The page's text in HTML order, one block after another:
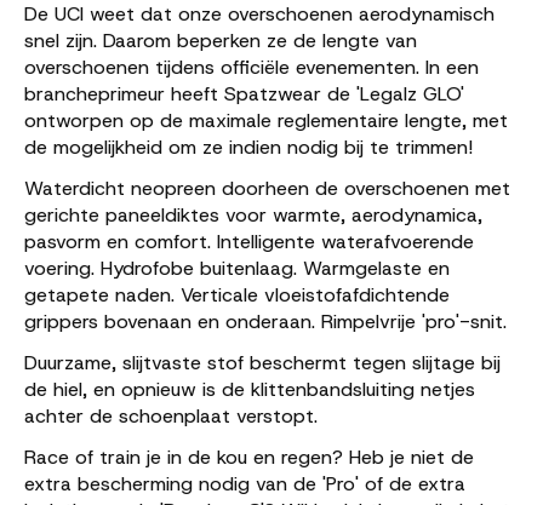
De UCI weet dat onze overschoenen aerodynamisch
snel zijn. Daarom beperken ze de lengte van
overschoenen tijdens officiële evenementen. In een
brancheprimeur heeft Spatzwear de 'Legalz GLO'
ontworpen op de maximale reglementaire lengte, met
de mogelijkheid om ze indien nodig bij te trimmen!
Waterdicht neopreen doorheen de overschoenen met
gerichte paneeldiktes voor warmte, aerodynamica,
pasvorm en comfort. Intelligente waterafvoerende
voering. Hydrofobe buitenlaag. Warmgelaste en
getapete naden. Verticale vloeistofafdichtende
grippers bovenaan en onderaan. Rimpelvrije 'pro'-snit.
Duurzame, slijtvaste stof beschermt tegen slijtage bij
de hiel, en opnieuw is de klittenbandsluiting netjes
achter de schoenplaat verstopt.
Race of train je in de kou en regen? Heb je niet de
extra bescherming nodig van de 'Pro' of de extra